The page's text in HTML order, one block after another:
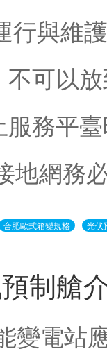
行與維
可以
務平
地網務
合肥歐式箱變規格 光伏
制艙
變電站